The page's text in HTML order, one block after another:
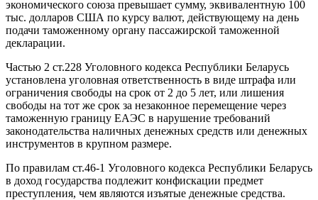
экономического союза превышает сумму, эквивалентную 100
тыс. долларов США по курсу валют, действующему на день
подачи таможенному органу пассажирской таможенной
декларации.
Частью 2 ст.228 Уголовного кодекса Республики Беларусь
установлена уголовная ответственность в виде штрафа или
ограничения свободы на срок от 2 до 5 лет, или лишения
свободы на тот же срок за незаконное перемещение через
таможенную границу ЕАЭС в нарушение требований
законодательства наличных денежных средств или денежных
инструментов в крупном размере.
По правилам ст.46-1 Уголовного кодекса Республики Беларусь
в доход государства подлежит конфискации предмет
преступления, чем являются изъятые денежные средства.